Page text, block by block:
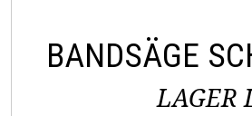
BANDSÄGE
LAGER